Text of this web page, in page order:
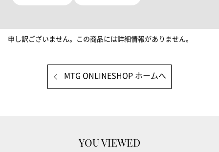
申し訳ございません。この商品には詳細情報がありません。
MTG ONLINESHOP ホームへ
YOU VIEWED